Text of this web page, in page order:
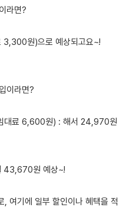
라면?
원)으로 예상되고요~!
이라면?
대료 6,600원) : 해서 24,970원
43,670원 예상~!
여기에 일부 할인이나 혜택을 적